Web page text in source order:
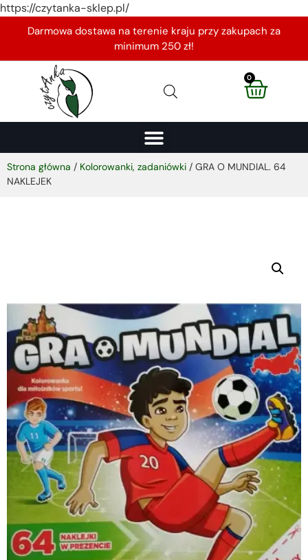
https://czytanka-sklep.pl/
Darmowa dostawa na terenie kraju przy zakupach za
minimum 250 zł!
0
Strona główna / Kolorowanki, zadaniówki / GRA O MUNDIAL. 64
NAKLEJEK